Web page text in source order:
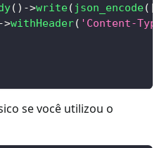
( ) ->write( json_encode( [
->withHeader( 'Content-
se você utilizou o